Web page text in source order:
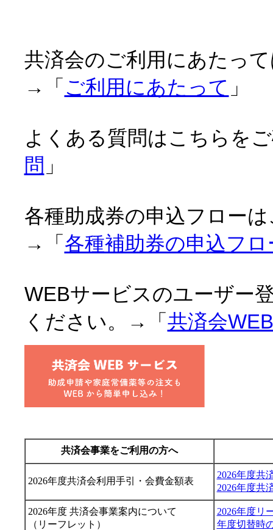
共済会のご利用にあたっ
→「 ご利用にあたって 」
よくある質問はこちらを
問 」
各種助成券の申込フロー
→「 各種補助券の申込フロ
WEBサービスのユーザー
ください。→「 共済会
共済会事業をご利用の方へ
2026年度共済会利用手引・会費金額表
2026年度共
2026年度共
2026年度 共済会事業案内について
（リーフレット）
2026年度リ
年度切替時